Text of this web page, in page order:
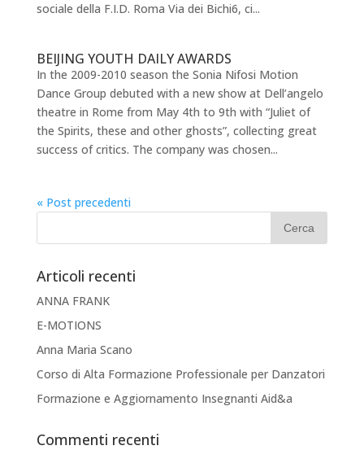
sociale della F.I.D. Roma Via dei Bichi6, ci...
BEIJING YOUTH DAILY AWARDS
In the 2009-2010 season the Sonia Nifosi Motion
Dance Group debuted with a new show at Dell’angelo
theatre in Rome from May 4th to 9th with “Juliet of
the Spirits, these and other ghosts”, collecting great
success of critics. The company was chosen...
« Post precedenti
Articoli recenti
ANNA FRANK
E-MOTIONS
Anna Maria Scano
Corso di Alta Formazione Professionale per Danzatori
Formazione e Aggiornamento Insegnanti Aid&a
Commenti recenti